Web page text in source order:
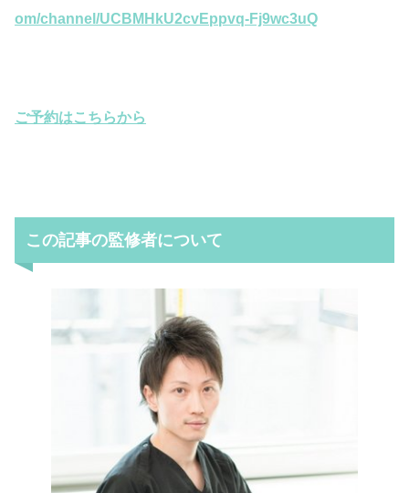
om/channel/UCBMHkU2cvEppvq-Fj9wc3uQ
ご予約はこちらから
この記事の監修者について